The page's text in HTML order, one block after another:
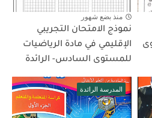
منذ بضع شهور
نموذج الامتحان التجريبي
الإقليمي في مادة الرياضيات
للمستوى السادس- الرائدة
المدرسة الرائدة